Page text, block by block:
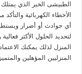
الطبيشى الخبر الذي
الأخطاء الكهربائية
أي حوادث أو أضرار
لتحديد الحلول الأكثر
المنزل لذلك يمكنك
المنزليين المؤهلين